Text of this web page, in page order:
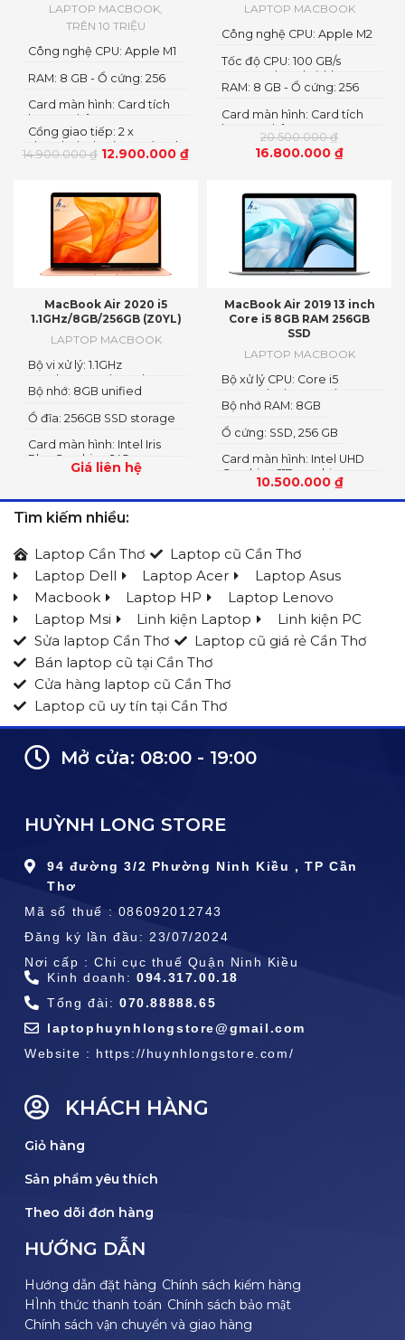
LAPTOP MACBOOK
TRÊN 10 TRIỆU
14.900.000₫ 12.900.000 ₫
Cổng giao tiếp: 2 x
Thunderbolt 3 (USB-C)Jack
tai nghe 3.5 mm
Card màn hình: Card tích
hợp - 7 nhân GPU
RAM: 8 GB - Ổ cứng: 256
Công nghệ CPU: Apple M1
LAPTOP MACBOOK
20.500.000₫
16.800.000 ₫
Card màn hình: Card tích
hợp - 8 nhân GPU
RAM: 8 GB - Ổ cứng: 256
Tốc độ CPU: 100 GB/s
memory bandwidth
Công nghệ CPU: Apple M2
MacBook Air 2020 i5
1.1GHz/8GB/256GB (Z0YL)
LAPTOP MACBOOK
Giá liên hệ
Card màn hình: Intel Iris
Plus Graphics 645
Ổ đĩa: 256GB SSD storage
Bộ nhớ: 8GB unified
Bộ vi xử lý: 1.1GHz
quad‑core 10th Intel Core
i5 processor, Turbo Boost
MacBook Air 2019 13 inch
Core i5 8GB RAM 256GB
SSD
LAPTOP MACBOOK
10.500.000 ₫
Card màn hình: Intel UHD
Graphics 617 graphics
Ổ cứng: SSD, 256 GB
Bộ nhớ RAM: 8GB
Bộ xử lý CPU: Core i5
1.6GHz dual-core 8th-
generation - 8210Y
Tìm kiếm nhiều:
Laptop Cần Thơ
Laptop cũ Cần Thơ
Laptop Dell
Laptop Acer
Laptop Asus
Macbook
Laptop HP
Laptop Lenovo
Laptop Msi
Linh kiện Laptop
Linh kiện PC
Sửa laptop Cần Thơ
Laptop cũ giá rẻ Cần Thơ
Bán laptop cũ tại Cần Thơ
Cửa hàng laptop cũ Cần Thơ
Laptop cũ uy tín tại Cần Thơ
Mở cửa: 08:00 - 19:00
HUỲNH LONG STORE
94 đường 3/2 Phường Ninh Kiều , TP Cần
Thơ
Mã số thuế : 086092012743
Đăng ký lần đầu: 23/07/2024
Nơi cấp : Chi cục thuế Quận Ninh Kiều
Kinh doanh:094.317.00.18
Tổng đài: 070.88888.65
laptophuynhlongstore@gmail.com
Website : https://huynhlongstore.com/
KHÁCH HÀNG
Giỏ hàng
Sản phẩm yêu thích
Theo dõi đơn hàng
HƯỚNG DẪN
Hướng dẫn đặt hàng Chính sách kiểm hàng
HÌnh thức thanh toán Chính sách bảo mật
Chính sách vận chuyển và giao hàng